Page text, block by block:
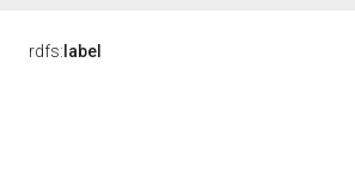
rdfs: label